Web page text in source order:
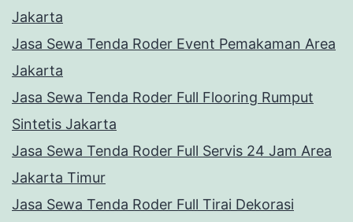
Jakarta
Jasa Sewa Tenda Roder Event Pemakaman Area
Jakarta
Jasa Sewa Tenda Roder Full Flooring Rumput
Sintetis Jakarta
Jasa Sewa Tenda Roder Full Servis 24 Jam Area
Jakarta Timur
Jasa Sewa Tenda Roder Full Tirai Dekorasi